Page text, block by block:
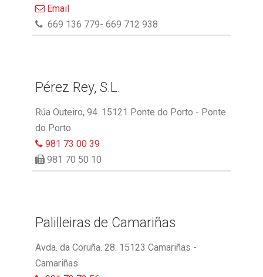
Email
669 136 779- 669 712 938
Pérez Rey, S.L.
Rúa Outeiro, 94. 15121 Ponte do Porto - Ponte
do Porto
981 73 00 39
981 70 50 10
Palilleiras de Camariñas
Avda. da Coruña. 28. 15123 Camariñas -
Camariñas